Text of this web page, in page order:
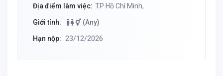
Địa điểm làm việc: TP Hồ Chí Minh,
Giới tính: (Any)
Hạn nộp: 23/12/2026